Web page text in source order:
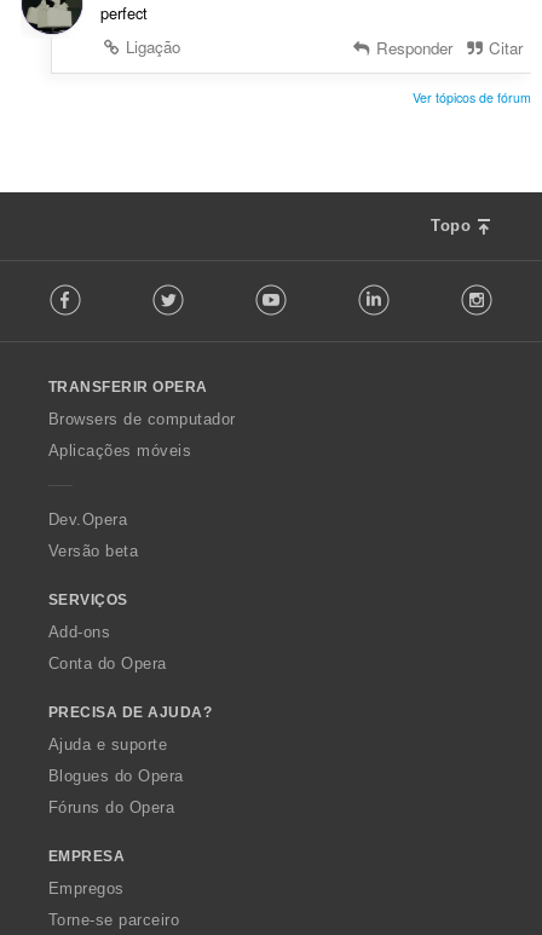
perfect
Ligação
Responder Citar
Ver tópicos de fórum
Topo
o
w
O
p
a
Facebook Twitter Youtube LinkedIn
TRANSFERIR OPERA
Browsers de computador
Aplicações móveis
Dev.Opera
Versão beta
SERVIÇOS
Add-ons
Conta do Opera
PRECISA DE AJUDA?
Ajuda e suporte
Blogues do Opera
Fóruns do Opera
EMPRESA
Empregos
Torne-se parceiro